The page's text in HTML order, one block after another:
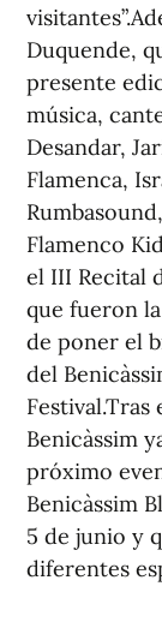
Duquende,
presente
música,
Desandar,
Flamenca,
Flamenco
el III Recital
que fueron
de poner el
del
Benicàssim
próximo
Benicàssim
5 de junio y
diferentes